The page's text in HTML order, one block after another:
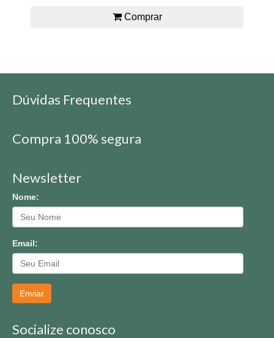
Comprar
Dúvidas Frequentes
Compra 100% segura
Newsletter
Nome:
Email:
Enviar
Socialize conosco